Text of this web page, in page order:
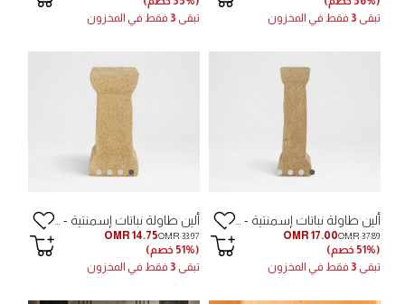
تبقى 3 فقط في المخزون
تبقى 3فقط في المخزون
ألين طاولة نباتات إسمنتية - 23.5×23.5×75 سم
OMR 17.00OMR 37.89
(51% خصم)
تبقى 3 فقط في المخزون
OMR 14.75OMR 33.97
(51% خصم)
تبقى 3فقط في المخزون